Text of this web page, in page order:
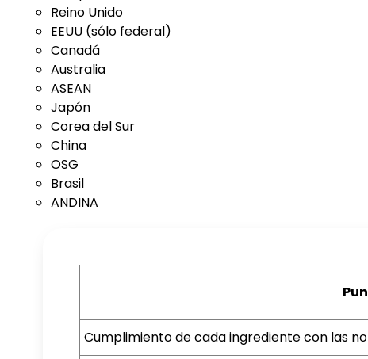
Reino Unido
EEUU (sólo federal)
Canadá
Australia
ASEAN
Japón
Corea del Sur
China
OSG
Brasil
ANDINA
Cumplimiento de cada ingrediente con las